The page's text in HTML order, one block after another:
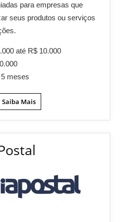
para empresas que
seus produtos ou serviços
até R$ 10.000
5 meses
Saiba Mais